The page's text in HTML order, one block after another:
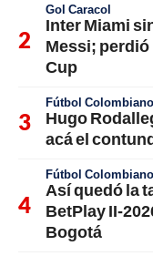
Gol Caracol
Inter Miami
Messi; perdió
Cup
Fútbol Colombiano
Hugo
acá el
Fútbol Colombiano
Así quedó la
BetPlay II-
Bogotá